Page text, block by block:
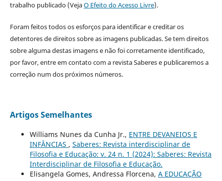
trabalho publicado (VejaO Efeito do Acesso Livre).
Foram feitos todos os esforços para identificar e creditar os
detentores de direitos sobre as imagens publicadas. Se tem direitos
sobre alguma destas imagens e não foi corretamente identificado,
por favor, entre em contato com a revista Saberes e publicaremos a
correção num dos próximos números.
Artigos Semelhantes
Williams Nunes da Cunha Jr., ENTRE DEVANEIOS E
INFÂNCIAS , Saberes: Revista interdisciplinar de
Filosofia e Educação: v. 24 n. 1 (2024): Saberes: Revista
Interdisciplinar de Filosofia e Educação.
Elisangela Gomes, Andressa Florcena, A EDUCAÇÃO